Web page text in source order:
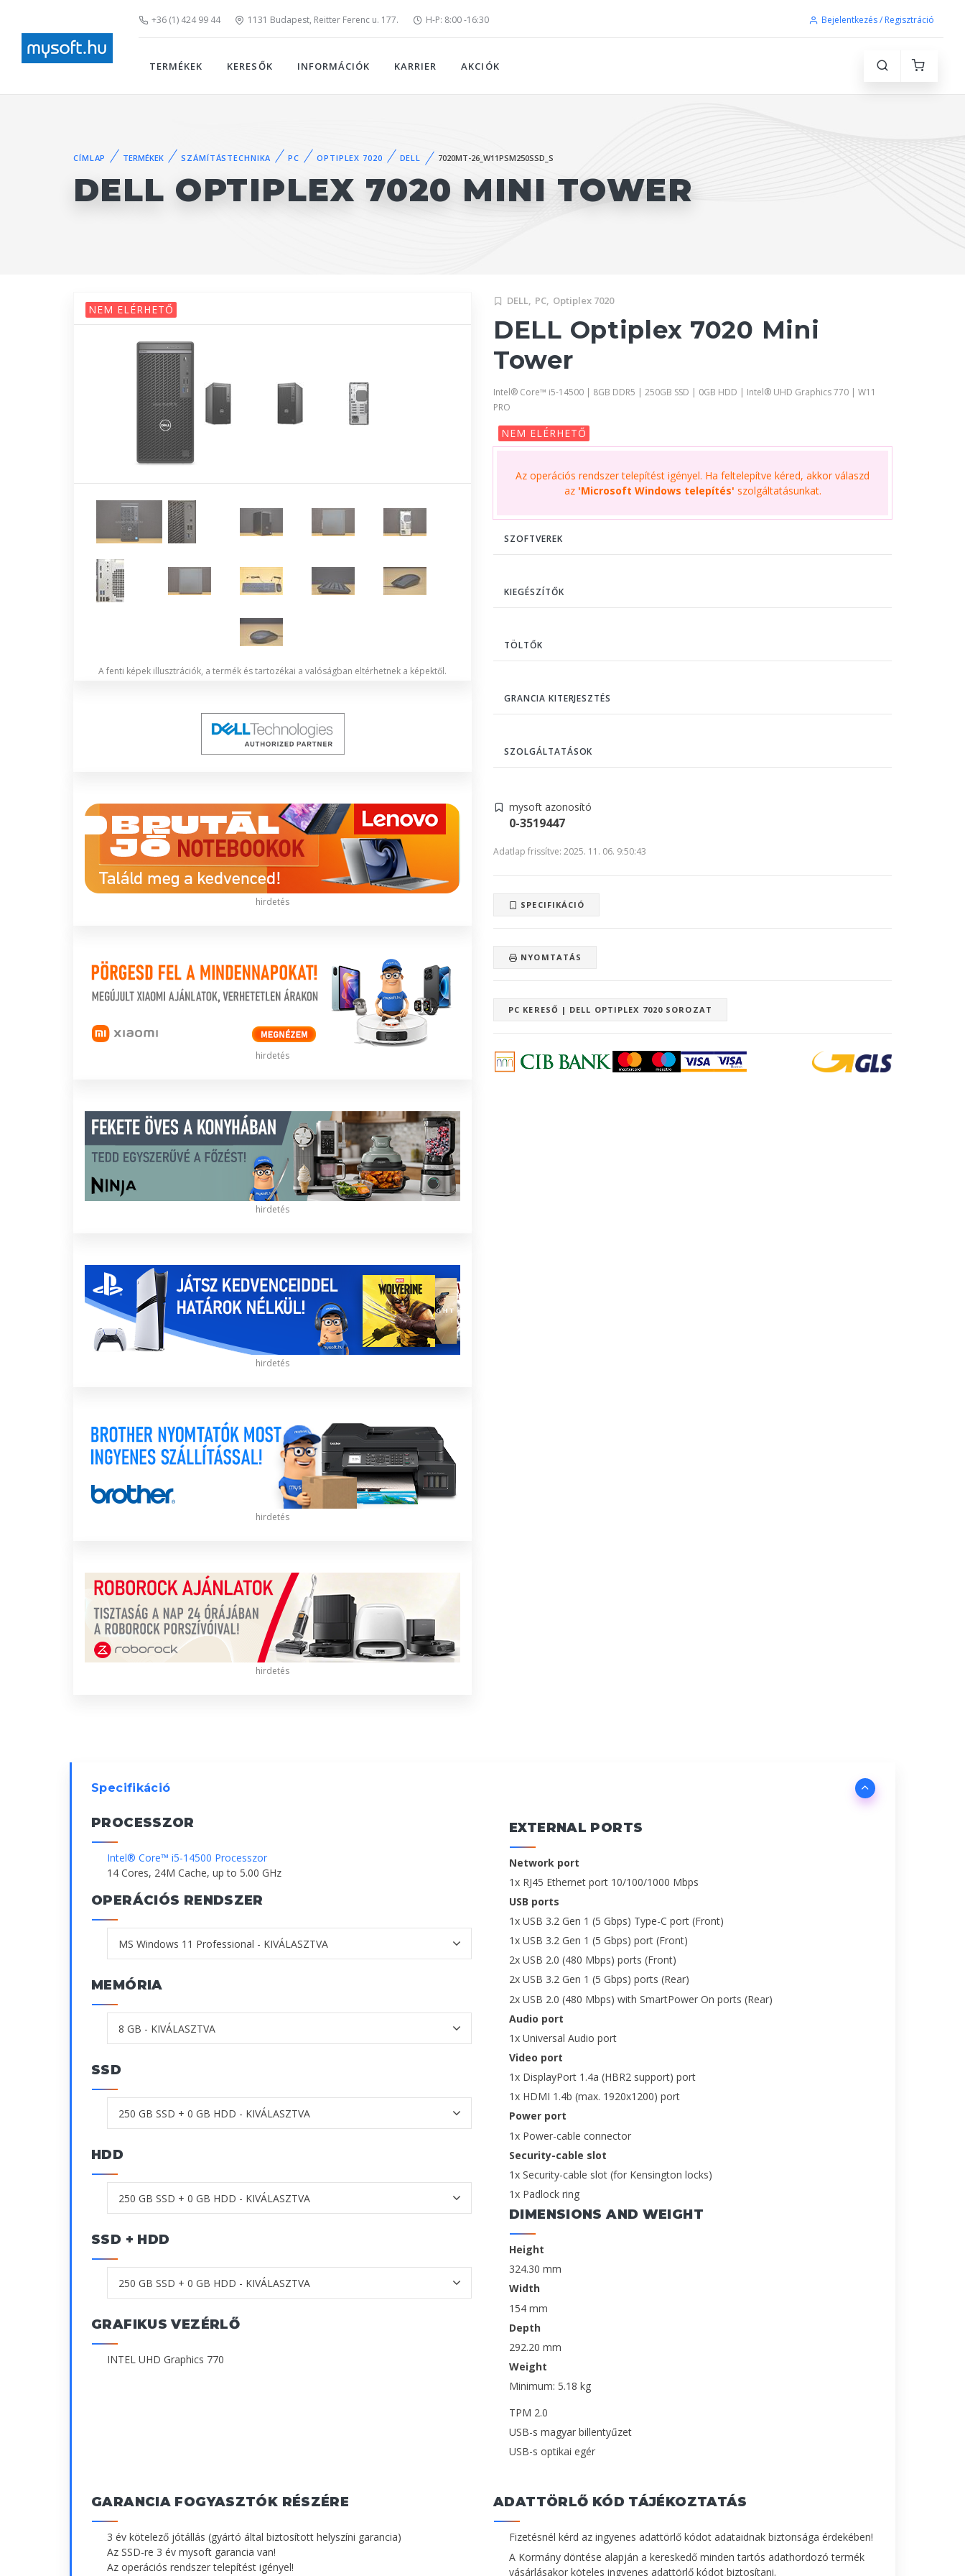
+36 (1) 424 99 44 1131 Budapest, Reitter Ferenc u. 177. H-P: 8:00 -16:30 Bejelentkezés / Regisztráció
TERMÉKEK KERESŐK INFORMÁCIÓK KARRIER AKCIÓK
CÍMLAP TERMÉKEK SZÁMÍTÁSTECHNIKA PC OPTIPLEX 7020 DELL 7020MT-26_W11PSM250SSD_S
DELL OPTIPLEX 7020 MINI TOWER
NEM ELÉRHETŐ
A fenti képek illusztrációk, a termék és tartozékai a valóságban eltérhetnek a képektől.
hirdetés
hirdetés
hirdetés
hirdetés
hirdetés
hirdetés
DELL, PC, Optiplex 7020
DELL Optiplex 7020 Mini
Tower
Intel® Core™ i5-14500 | 8GB DDR5 | 250GB SSD | 0GB HDD | Intel® UHD Graphics 770 | W11
PRO
NEM ELÉRHETŐ
Az operációs rendszer telepítést igényel. Ha feltelepítve kéred, akkor válaszd
az 'Microsoft Windows telepítés' szolgáltatásunkat.
SZOFTVEREK
KIEGÉSZÍTŐK
TÖLTŐK
GRANCIA KITERJESZTÉS
SZOLGÁLTATÁSOK
mysoft azonosító
0-3519447
Adatlap frissítve: 2025. 11. 06. 9:50:43
SPECIFIKÁCIÓ
NYOMTATÁS
PC KERESŐ | DELL OPTIPLEX 7020 SOROZAT
Specifikáció
PROCESSZOR
Intel® Core™ i5-14500 Processzor
14 Cores, 24M Cache, up to 5.00 GHz
OPERÁCIÓS RENDSZER
MEMÓRIA
SSD
HDD
SSD + HDD
GRAFIKUS VEZÉRLŐ
INTEL UHD Graphics 770
EXTERNAL PORTS
Network port
1x RJ45 Ethernet port 10/100/1000 Mbps
USB ports
1x USB 3.2 Gen 1 (5 Gbps) Type-C port (Front)
1x USB 3.2 Gen 1 (5 Gbps) port (Front)
2x USB 2.0 (480 Mbps) ports (Front)
2x USB 3.2 Gen 1 (5 Gbps) ports (Rear)
2x USB 2.0 (480 Mbps) with SmartPower On ports (Rear)
Audio port
1x Universal Audio port
Video port
1x DisplayPort 1.4a (HBR2 support) port
1x HDMI 1.4b (max. 1920x1200) port
Power port
1x Power-cable connector
Security-cable slot
1x Security-cable slot (for Kensington locks)
1x Padlock ring
DIMENSIONS AND WEIGHT
Height
324.30 mm
Width
154 mm
Depth
292.20 mm
Weight
Minimum: 5.18 kg
TPM 2.0
USB-s magyar billentyűzet
USB-s optikai egér
GARANCIA FOGYASZTÓK RÉSZÉRE
3 év kötelező jótállás (gyártó által biztosított helyszíni garancia)
Az SSD-re 3 év mysoft garancia van!
Az operációs rendszer telepítést igényel!
ADATTÖRLŐ KÓD TÁJÉKOZTATÁS
Fizetésnél kérd az ingyenes adattörlő kódot adataidnak biztonsága érdekében!
A Kormány döntése alapján a kereskedő minden tartós adathordozó termék
vásárlásakor köteles ingyenes adattörlő kódot biztosítani.